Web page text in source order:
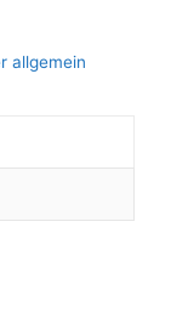
allgemein